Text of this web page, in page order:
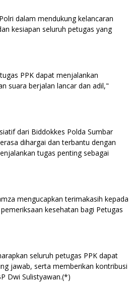
dalam mendukung kelancaran
kesiapan seluruh petugas yang
PPK dapat menjalankan
suara berjalan lancar dan adil,"
dari Biddokkes Polda Sumbar
dihargai dan terbantu dengan
tugas penting sebagai
mengucapkan terimakasih kepada
kesehatan bagi Petugas
seluruh petugas PPK dapat
jawab, serta memberikan kontribusi
Dwi Sulistyawan.(*)